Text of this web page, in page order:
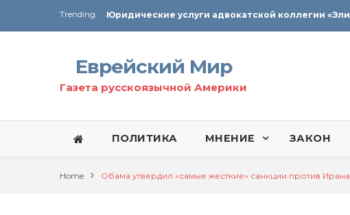
Trending :
Еврейский Мир
Газета русскоязычной Америки
ПОЛИТИКА МНЕНИЕ ЗАКОН
Home Обама утвердил «самые жесткие» санкции против Ирана